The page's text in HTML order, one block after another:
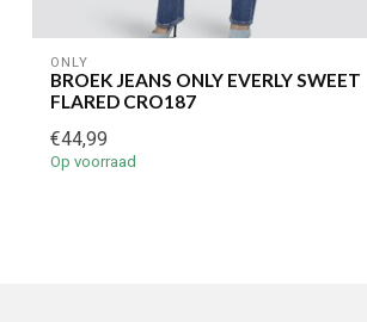
ONLY
BROEK JEANS ONLY EVERLY SWEET
FLARED CRO187
€44,99
Op voorraad